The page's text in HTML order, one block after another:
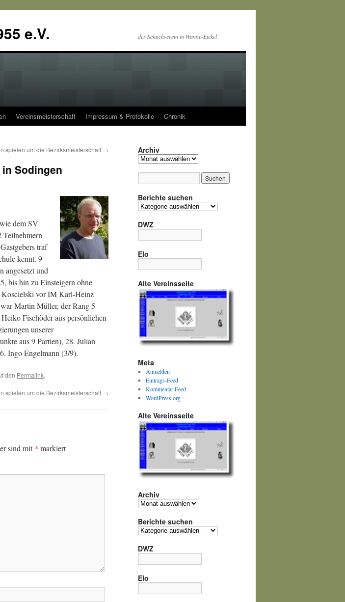
e.V. der Schachverein in Wanne-Eickel
Vereinsmeisterschaft Impressum & Protokolle Chronik
spielen um die Bezirksmeisterschaft →
Sodingen
dem SV
Teilnehmern
traf
kennt. 9
angesetzt und
bis hin zu Einsteigern ohne
Koscielski vor IM Karl-Heinz
Martin Müller, der Rang 5
Fischöder aus persönlichen
unserer
aus 9 Partien), 28. Julian
Ingo Engelmann (3/9).
den Permalink.
spielen um die Bezirksmeisterschaft →
sind mit* markiert
Archiv
Archiv
Berichte suchen
Berichte
DWZ
Elo
Alte Vereinsseite
Meta
Anmelden
Eintrags-Feed
Kommentar-Feed
WordPress.org
Alte Vereinsseite
Archiv
Archiv
Berichte suchen
Berichte
DWZ
Elo